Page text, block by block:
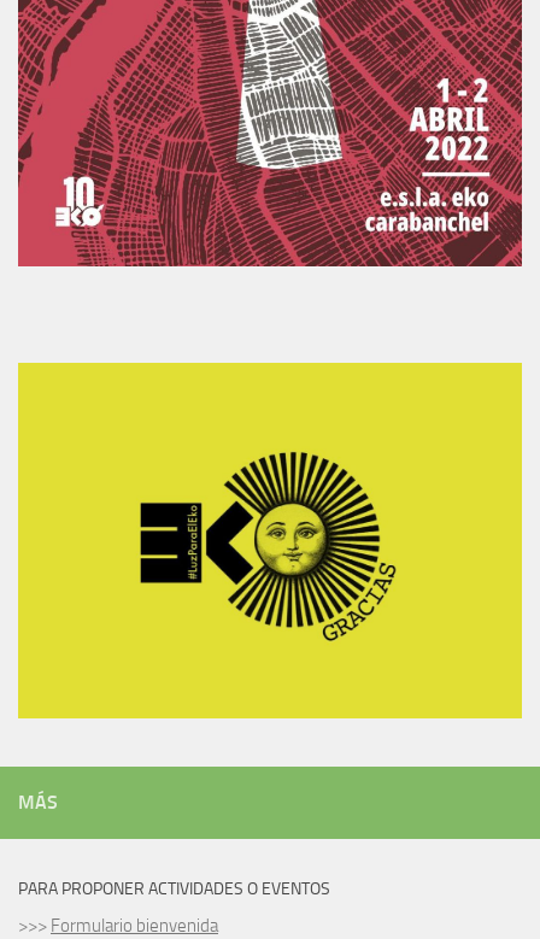
MÁS
PARA PROPONER ACTIVIDADES O EVENTOS
>>> Formulario bienvenida